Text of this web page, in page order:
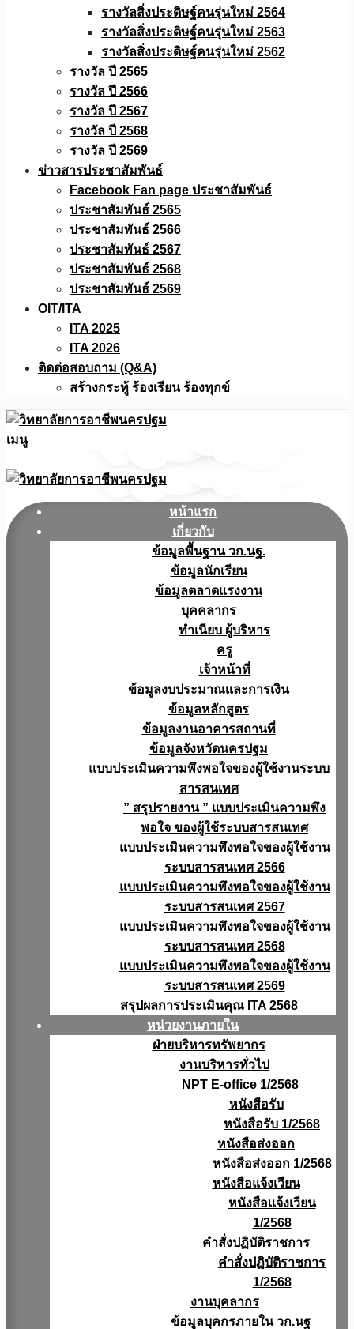
รางวัลสิ่งประดิษฐ์คนรุ่นใหม่ 2564
รางวัลสิ่งประดิษฐ์คนรุ่นใหม่ 2563
รางวัลสิ่งประดิษฐ์คนรุ่นใหม่ 2562
รางวัล ปี 2565
รางวัล ปี 2566
รางวัล ปี 2567
รางวัล ปี 2568
รางวัล ปี 2569
ข่าวสารประชาสัมพันธ์
Facebook Fan page ประชาสัมพันธ์
ประชาสัมพันธ์ 2565
ประชาสัมพันธ์ 2566
ประชาสัมพันธ์ 2567
ประชาสัมพันธ์ 2568
ประชาสัมพันธ์ 2569
OIT/ITA
ITA 2025
ITA 2026
ติดต่อสอบถาม (Q&A)
สร้างกระทู้ ร้องเรียน ร้องทุกข์
เมนู
หน้าแรก
เกี่ยวกับ
ข้อมูลพื้นฐาน วก.นฐ.
ข้อมูลนักเรียน
ข้อมูลตลาดแรงงาน
บุคคลากร
ทำเนียบ ผู้บริหาร
ครู
เจ้าหน้าที่
ข้อมูลงบประมาณเเละการเงิน
ข้อมูลหลักสูตร
ข้อมูลงานอาคารสถานที่
ข้อมูลจังหวัดนครปฐม
แบบประเมินความพึงพอใจของผู้ใช้งานระบบ
สารสนเทศ
” สรุปรายงาน ” แบบประเมินความพึง
พอใจ ของผู้ใช้ระบบสารสนเทศ
แบบประเมินความพึงพอใจของผู้ใช้งาน
ระบบสารสนเทศ 2566
แบบประเมินความพึงพอใจของผู้ใช้งาน
ระบบสารสนเทศ 2567
แบบประเมินความพึงพอใจของผู้ใช้งาน
ระบบสารสนเทศ 2568
แบบประเมินความพึงพอใจของผู้ใช้งาน
ระบบสารสนเทศ 2569
สรุปผลการประเมินคุณ ITA 2568
หน่วยงานภายใน
ฝ่ายบริหารทรัพยากร
งานบริหารทั่วไป
NPT E-office 1/2568
หนังสือรับ
หนังสือรับ 1/2568
หนังสือส่งออก
หนังสือส่งออก 1/2568
หนังสือแจ้งเวียน
หนังสือเเจ้งเวียน
1/2568
คำสั่งปฏิบัติราชการ
คำสั่งปฏิบัติราชการ
1/2568
งานบุคลากร
ข้อมูลบุคกรภายใน วก.นฐ